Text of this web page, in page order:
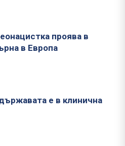
проява в
в Европа
е в клинична